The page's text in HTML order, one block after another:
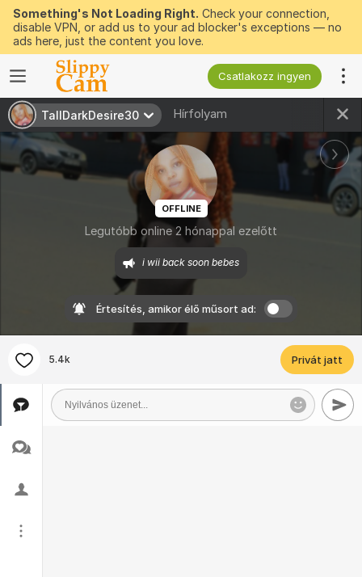
Something's Not Loading Right. Check your connection,
disable VPN, or add us to your ad blocker's exceptions — no
ads here, just the content you love.
Csatlakozz ingyen
TallDarkDesire30 Hírfolyam
OFFLINE
Legutóbb online 2 hónappal ezelőtt
i wii back soon bebes
Értesítés, amikor élő műsort ad:
5.4k Privát jatt